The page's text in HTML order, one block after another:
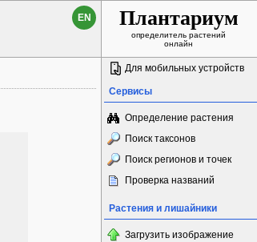
EN Плантариум
определитель растений
онлайн
Для мобильных устройств
Сервисы
Определение растения
Поиск таксонов
Поиск регионов и точек
Проверка названий
Растения и лишайники
Загрузить изображение